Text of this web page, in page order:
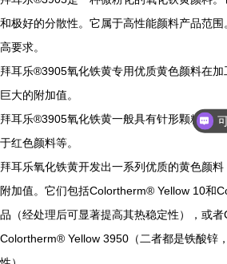
和极好的分散性。它属于高性能颜料产品范
高要求。
拜耳乐®3905氧化铁黄专用优质黄色颜料在
巨大的附加值。
拜耳乐®3905氧化铁黄一般具有针形颗粒结
于红色颜料等。
拜耳乐氧化铁黄开发出一系列优质的黄色颜
附加值。它们包括Colortherm® Yellow 10和
品（经处理后可显著提高其热稳定性），或
Colortherm® Yellow 3950（二者都是铁酸锌